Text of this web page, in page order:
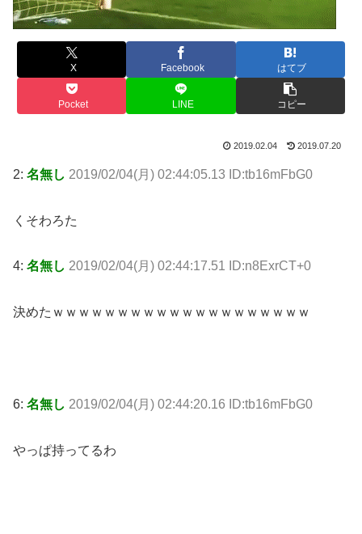
X Facebook はてブ
Pocket LINE コピー
2019.02.04 2019.07.20
2: 名無し 2019/02/04(月) 02:44:05.13 ID:tb16mFbG0
くそわろた
4: 名無し 2019/02/04(月) 02:44:17.51 ID:n8ExrCT+0
決めたｗｗｗｗｗｗｗｗｗｗｗｗｗｗｗｗｗｗｗｗ
6: 名無し 2019/02/04(月) 02:44:20.16 ID:tb16mFbG0
やっぱ持ってるわ